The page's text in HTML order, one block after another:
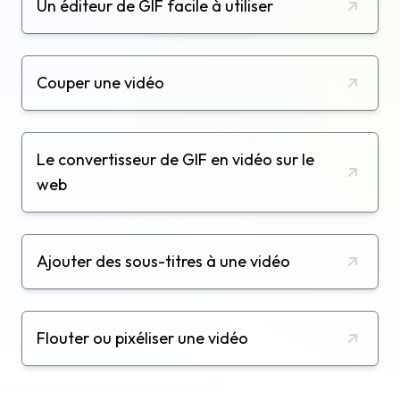
Un éditeur de GIF facile à utiliser
Couper une vidéo
Le convertisseur de GIF en vidéo sur le
web
Ajouter des sous-titres à une vidéo
Flouter ou pixéliser une vidéo